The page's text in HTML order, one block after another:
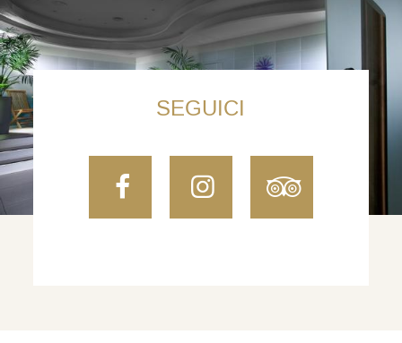
SEGUICI
FacebookInstagram